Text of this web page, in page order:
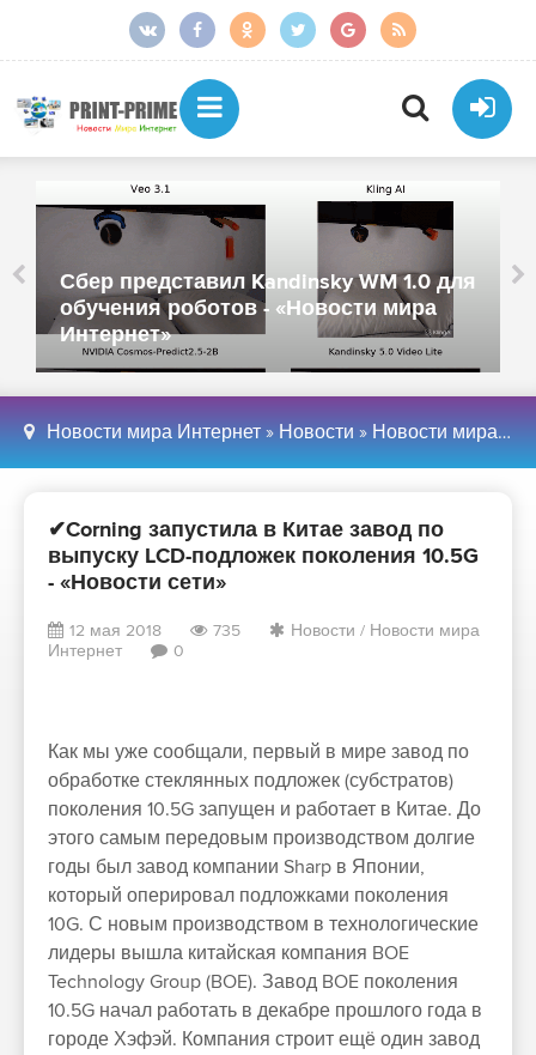
Сбер представил Kandinsky WM 1.0 для
обучения роботов - «Новости мира
Интернет»
Новости мира Интернет » Новости » Новости мира Интернет
✔Corning запустила в Китае завод по
выпуску LCD-подложек поколения 10.5G
- «Новости сети»
12 мая 2018 735 Новости / Новости мира
Интернет
0
Как мы уже сообщали, первый в мире завод по
обработке стеклянных подложек (субстратов)
поколения 10.5G запущен и работает в Китае. До
этого самым передовым производством долгие
годы был завод компании Sharp в Японии,
который оперировал подложками поколения
10G. С новым производством в технологические
лидеры вышла китайская компания BOE
Technology Group (BOE). Завод BOE поколения
10.5G начал работать в декабре прошлого года в
городе Хэфэй. Компания строит ещё один завод